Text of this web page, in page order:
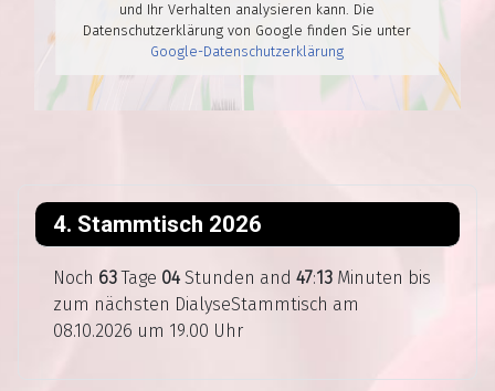
und Ihr Verhalten analysieren kann. Die
Datenschutzerklärung von Google finden Sie unter
Google-Datenschutzerklärung
4. Stammtisch 2026
Noch 63Tage 04 Stunden and 47:12 Minuten bis
zum nächsten DialyseStammtisch am
08.10.2026 um 19.00 Uhr